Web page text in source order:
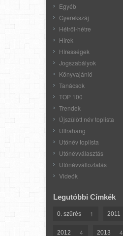
Egyéb
Gyerekszáj
Hétről-hétre
Hírek
Hírességek
Jogszabályok
Könyvajánló
Tanácsok
TOP 100
Trendek
Újszülött név toplista
Ultrahang
Utónév toplista
Utónévválasztás
Utónévváltoztatás
Videók
Legutóbbi Címkék
0. szűrés 1 2011
2012 4 2013 4